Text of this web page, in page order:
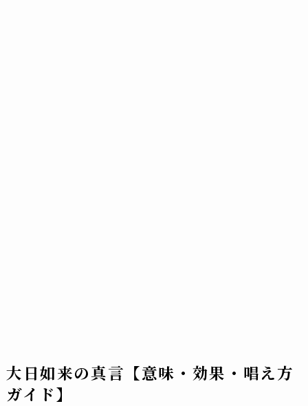
大日如来の真言【意味・効果・唱え方
ガイド】